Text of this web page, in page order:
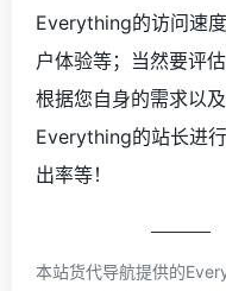
Everything的访问速
户体验等；当然要评
根据您自身的需求以
Everything的站长进
出率等！
本站货代导航提供的